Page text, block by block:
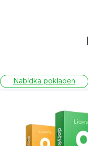
Nabídka pokladen